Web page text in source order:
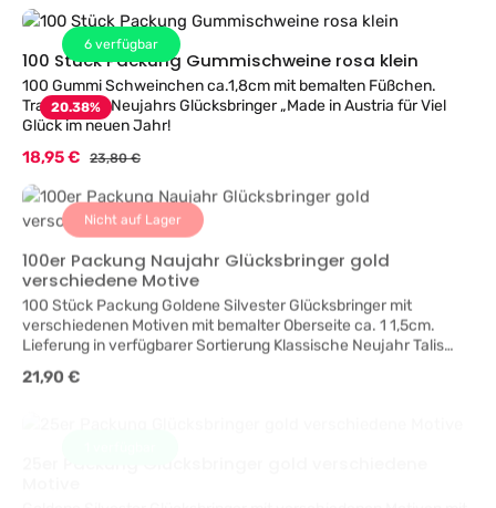
6 verfügbar
20.38%
100 Stück Packung Gummischweine rosa klein
100 Gummi Schweinchen ca.1,8cm mit bemalten Füßchen.
Traditionelle Neujahrs Glücksbringer „Made in Austria für Viel
Glück im neuen Jahr!
Verkaufspreis:
18,95 € Regulärer Preis:
23,80 €
Nicht auf Lager
100er Packung Naujahr Glücksbringer gold
verschiedene Motive
100 Stück Packung Goldene Silvester Glücksbringer mit
verschiedenen Motiven mit bemalter Oberseite ca. 1 1,5cm.
Lieferung in verfügbarer Sortierung Klassische Neujahr Talis
„Made in Austria Glücksbringer für die Silvester Party - Viel
Glück im neuen Jahr!
Regulärer Preis:
21,90 €